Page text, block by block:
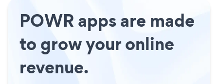
POWR apps are made
to grow your online
revenue.